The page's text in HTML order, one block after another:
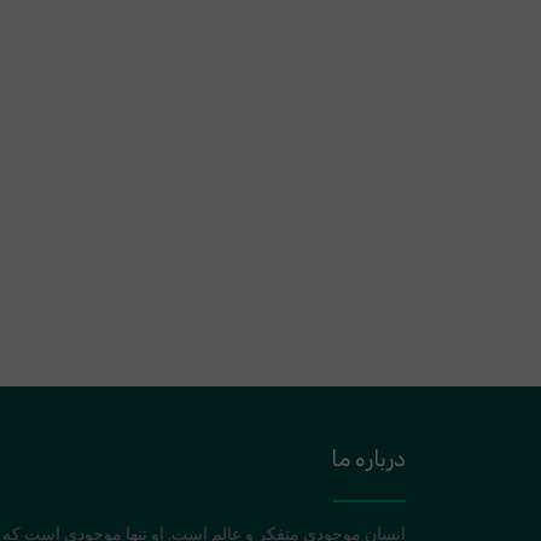
درباره ما
انسان موجودی متفکر و عالم است. او تنها موجودی است که